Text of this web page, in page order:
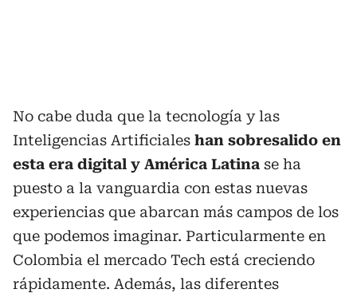
No cabe duda que la tecnología y las
Inteligencias Artificiales han sobresalido en
esta era digital y América Latina se ha
puesto a la vanguardia con estas nuevas
experiencias que abarcan más campos de los
que podemos imaginar. Particularmente en
Colombia el mercado Tech está creciendo
rápidamente. Además, las diferentes